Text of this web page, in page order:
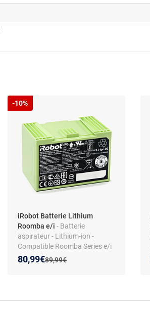
iRobot Batterie Lithium
Roomba e/i- Batterie
aspirateur - Lithium-ion -
Compatible Roomba Series e/i
Ancien prix :
89,99€
Nouveau prix :
80,99€
Réduction de :
-10%